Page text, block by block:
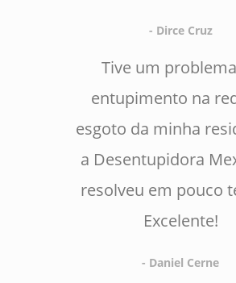
- Dirce Cruz
Tive um
entupimento na
esgoto da minha
a Desentupidora
resolveu em pouco
Excelente!
- Daniel Cerne